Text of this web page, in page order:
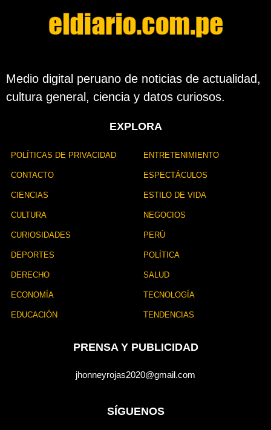
Medio digital peruano de noticias de actualidad,
cultura general, ciencia y datos curiosos.
EXPLORA
POLÍTICAS DE PRIVACIDAD
CONTACTO
CIENCIAS
CULTURA
CURIOSIDADES
DEPORTES
DERECHO
ECONOMÍA
EDUCACIÓN
ENTRETENIMIENTO
ESPECTÁCULOS
ESTILO DE VIDA
NEGOCIOS
PERÚ
POLÍTICA
SALUD
TECNOLOGÍA
TENDENCIAS
PRENSA Y PUBLICIDAD
jhonneyrojas2020@gmail.com
SÍGUENOS